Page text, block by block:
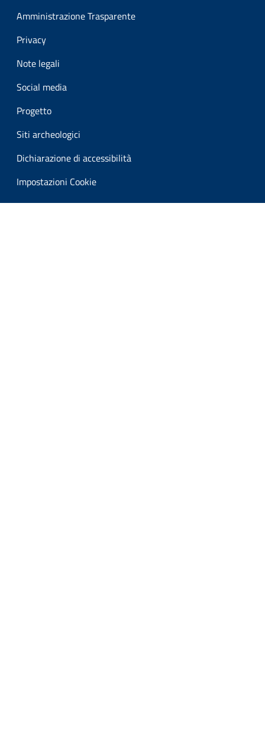
Amministrazione Trasparente
Privacy
Note legali
Social media
Progetto
Siti archeologici
Dichiarazione di accessibilità
Impostazioni Cookie